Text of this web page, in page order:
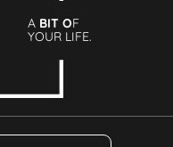
A BIT OF
YOUR LIFE.